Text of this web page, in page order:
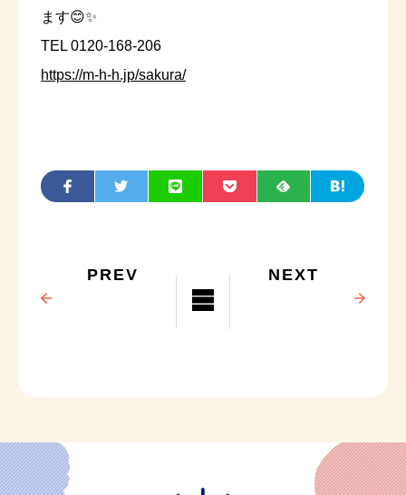
ます😊✨
TEL 0120-168-206
https://m-h-h.jp/sakura/
PREV NEXT